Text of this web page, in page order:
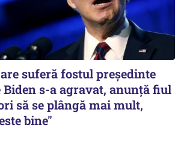
suferă fostul preşedinte
s-a agravat, anunță fiul
să se plângă mai mult,
bine"